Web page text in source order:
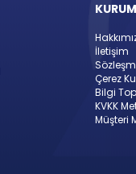
İletişim
Çerez
Bilgi
KVKK
Müşteri